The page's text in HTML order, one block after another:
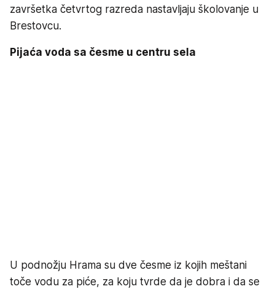
završetka četvrtog razreda nastavljaju školovanje u
Brestovcu.
Pijaća voda sa česme u centru sela
U podnožju Hrama su dve česme iz kojih meštani
toče vodu za piće, za koju tvrde da je dobra i da se